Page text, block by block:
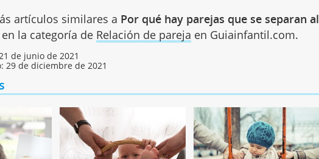
artículos similares a Por qué hay parejas que se separan al
en la categoría de Relación de pareja en Guiainfantil.com.
de junio de 2021
29 de diciembre de 2021